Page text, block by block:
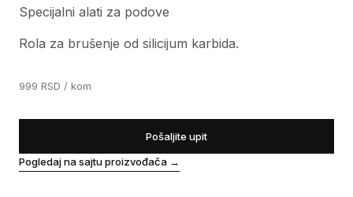
Specijalni alati za podove
Rola za brušenje od silicijum karbida.
999 RSD / kom
Pošaljite upit
Pogledaj na sajtu proizvođača →